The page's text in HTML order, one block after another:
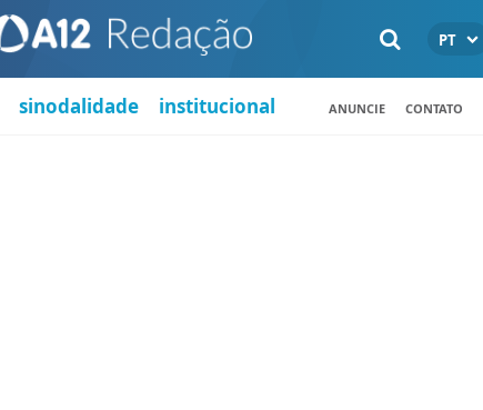
PT
sinodalidade institucional ANUNCIE CONTATO